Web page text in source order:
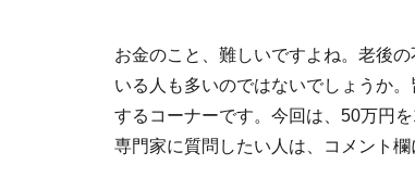
お金のこと、難しいですよね。老後
いる人も多いのではないでしょうか
するコーナーです。今回は、50万円
専門家に質問したい人は、コメント欄